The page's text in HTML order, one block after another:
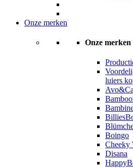
Onze merken
Onze merken
luiers
Boingo
Cheeky
Disana